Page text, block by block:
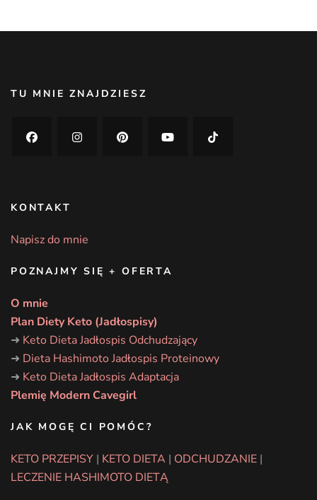
TU MNIE ZNAJDZIESZ
KONTAKT
Napisz do mnie
POZNAJMY SIĘ + OFERTA
O mnie
Plan Diety Keto (Jadłospisy)
➜ Keto Dieta Jadłospis Odchudzający
➜ Dieta Hashimoto Jadłospis Proteinowy
➜ Keto Dieta Jadłospis Adaptacja
Plemię Modern Cavegirl
JAK MOGĘ CI POMÓC?
KETO PRZEPISY | KETO DIETA | ODCHUDZANIE |
LECZENIE HASHIMOTO DIETĄ